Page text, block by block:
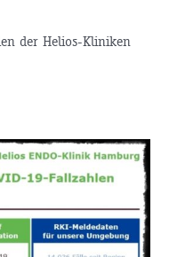
der Helios-Kliniken